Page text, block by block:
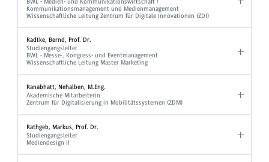
Kommunikationsmanagement und Medienmanagement
Wissenschaftliche Leitung Zentrum für Digitale Innovationen (ZDI)
Radtke, Bernd, Prof. Dr.
Studiengangsleiter
BWL - Messe-, Kongress- und Eventmanagement
Wissenschaftliche Leitung Master Marketing
Ranabhatt, Nehalben, M.Eng.
Akademische Mitarbeiterin
Zentrum für Digitalisierung in Mobilitätssystemen (ZDM)
Rathgeb, Markus, Prof. Dr.
Studiengangsleiter
Mediendesign II